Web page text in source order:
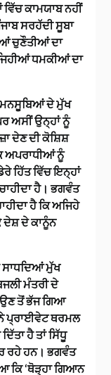
ਕਾਮਯਾਬ ਨਹੀਂ
ਸਰਹੱਦੀ ਸੂਬਾ
ਚੁਣੌਤੀਆਂ ਦਾ
ਧਮਕੀਆਂ ਦਾ
ਮਨਸੂਬਿਆਂ ਦੇ ਮੁੱਖ
ਅਸੀਂ ਉਨ੍ਹਾਂ ਨੂੰ
ਦੇਣ ਦੀ ਕੋਸ਼ਿਸ਼
ਅਪਰਾਧੀਆਂ ਨੂੰ
ਹਿੱਤ ਵਿੱਚ ਇਨ੍ਹਾਂ
ਹੈ। ਭਗਵੰਤ
ਹੈ ਕਿ ਅਜਿਹੇ
ਦੇਸ਼ ਦੇ ਕਾਨੂੰਨ
ਸਾਧਦਿਆਂ ਮੁੱਖ
ਮੰਤਰੀ ਦੇ
ਤੋਂ ਭੱਜ ਗਿਆ
ਨੇ ਪ੍ਰਾਈਵੇਟ ਥਰਮਲ
ਹੈ ਤਾਂ ਸਿੱਧੂ
ਰਹੇ ਹਨ। ਭਗਵੰਤ
ਕਿ ‘ਥੋੜ੍ਹਾ ਗਿਆਨ